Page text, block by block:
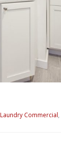
Laundry Commercial